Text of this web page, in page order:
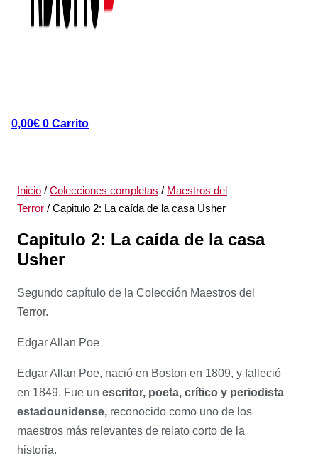
0,00€ 0 Carrito
Inicio / Colecciones completas / Maestros del
Terror / Capitulo 2: La caída de la casa Usher
Capitulo 2: La caída de la casa
Usher
Segundo capítulo de la Colección Maestros del
Terror.
Edgar Allan Poe
Edgar Allan Poe, nació en Boston en 1809, y falleció
en 1849. Fue un escritor, poeta, crítico y periodista
estadounidense, reconocido como uno de los
maestros más relevantes de relato corto de la
historia.